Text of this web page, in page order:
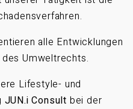
alle Entwicklungen
Umweltrechts.
Lifestyle- und
JUN.i Consult bei der